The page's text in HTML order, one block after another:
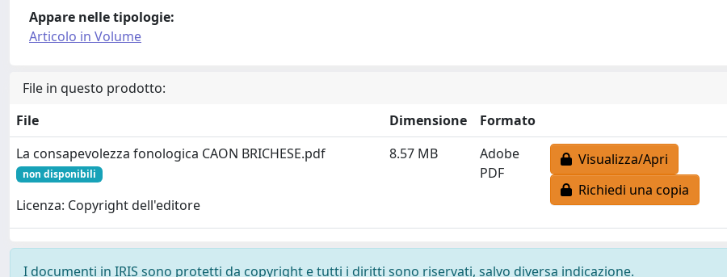
Appare nelle tipologie:
Articolo in Volume
File in questo prodotto:
File
Dimensione
Formato
La consapevolezza fonologica CAON BRICHESE.pdf
non disponibili
Licenza: Copyright dell'editore
8.57 MB
Adobe
PDF
Visualizza/Apri
Richiedi una copia
I documenti in IRIS sono protetti da copyright e tutti i diritti sono riservati, salvo diversa indicazione.